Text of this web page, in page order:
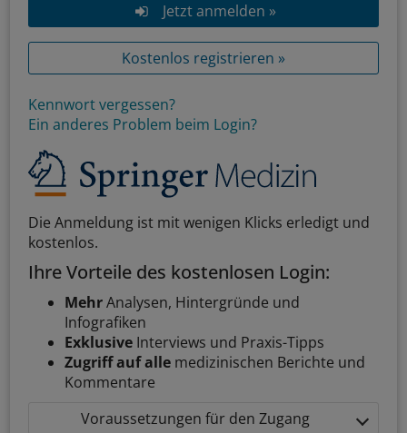
Jetzt anmelden »
Kostenlos registrieren »
Kennwort vergessen?
Ein anderes Problem beim Login?
Die Anmeldung ist mit wenigen Klicks erledigt und
kostenlos.
Ihre Vorteile des kostenlosen Login:
MehrAnalysen, Hintergründe und
Infografiken
Exklusive Interviews und Praxis-Tipps
Zugriff auf alle medizinischen Berichte und
Kommentare
Voraussetzungen für den Zugang